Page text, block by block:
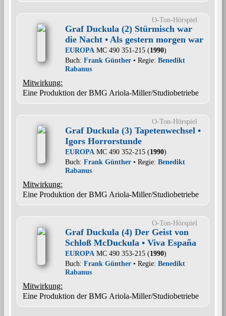
O-Ton-Hörspiel
Graf Duckula (2) Stürmisch war
die Nacht • Als gestern morgen war
EUROPA MC 490 351-215 (1990)
Buch: Frank Günther • Regie: Benedikt
Rabanus
Mitwirkung:
Eine Produktion der BMG Ariola-Miller/Studiobetriebe
O-Ton-Hörspiel
Graf Duckula (3) Tapetenwechsel •
Igors Horrorstunde
EUROPA MC 490 352-215 (1990)
Buch: Frank Günther • Regie: Benedikt
Rabanus
Mitwirkung:
Eine Produktion der BMG Ariola-Miller/Studiobetriebe
O-Ton-Hörspiel
Graf Duckula (4) Der Geist von
Schloß McDuckula • Viva España
EUROPA MC 490 353-215 (1990)
Buch: Frank Günther • Regie: Benedikt
Rabanus
Mitwirkung:
Eine Produktion der BMG Ariola-Miller/Studiobetriebe